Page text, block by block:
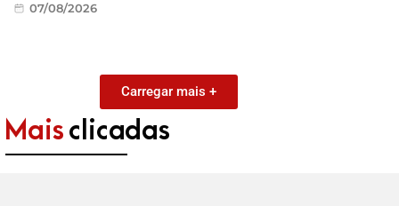
07/08/2026
Carregar mais +
Mais clicadas